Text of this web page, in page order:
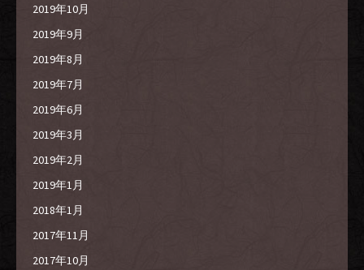
2019年10月
2019年9月
2019年8月
2019年7月
2019年6月
2019年3月
2019年2月
2019年1月
2018年1月
2017年11月
2017年10月